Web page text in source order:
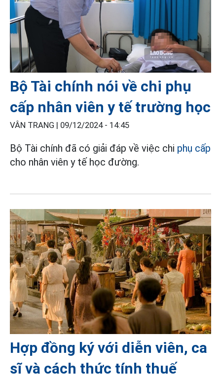
Bộ Tài chính nói về chi phụ
cấp nhân viên y tế trường học
VÂN TRANG | 09/12/2024 - 14:45
Bộ Tài chính đã có giải đáp về việc chi phụ cấp
cho nhân viên y tế học đường.
Hợp đồng ký với diễn viên, ca
sĩ và cách thức tính thuế